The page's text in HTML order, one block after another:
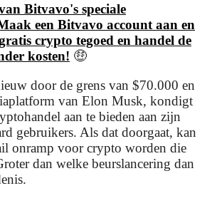
Bitvavo's speciale
een Bitvavo account aan en
crypto tegoed en handel de
kosten! 🤑
door de grens van $70.000 en
van Elon Musk, kondigt
aan te bieden aan zijn
gebruikers. Als dat doorgaat, kan
onramp voor crypto worden die
dan welke beurslancering dan